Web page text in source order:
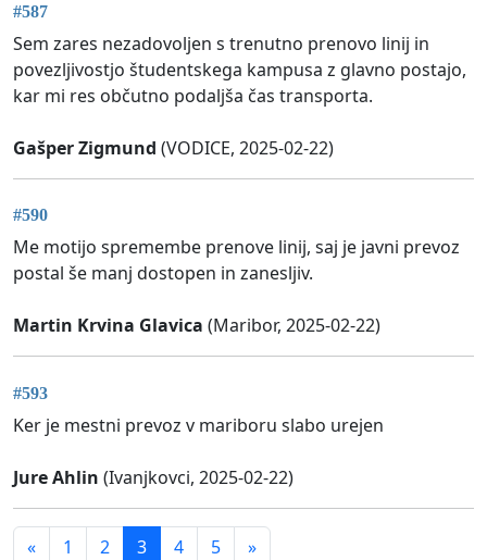
#587
Sem zares nezadovoljen s trenutno prenovo linij in
povezljivostjo študentskega kampusa z glavno postajo,
kar mi res občutno podaljša čas transporta.
Gašper Zigmund (VODICE, 2025-02-22)
#590
Me motijo spremembe prenove linij, saj je javni prevoz
postal še manj dostopen in zanesljiv.
Martin Krvina Glavica (Maribor, 2025-02-22)
#593
Ker je mestni prevoz v mariboru slabo urejen
Jure Ahlin (Ivanjkovci, 2025-02-22)
« 1 2 3 4 5 »